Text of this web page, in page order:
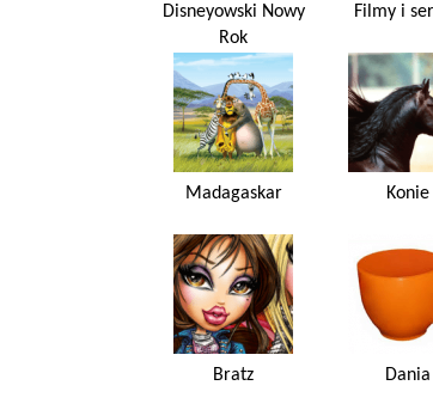
Disneyowski Nowy
Rok
Filmy i
Madagaskar Konie
Bratz Dania